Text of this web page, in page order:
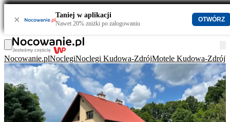
× Taniej w aplikacji
Nawet 20% zniżki po zalogowaniu
OTWÓRZ
Nocowanie.plNoclegiNoclegi Kudowa-ZdrójMotele Kudowa-Zdrój